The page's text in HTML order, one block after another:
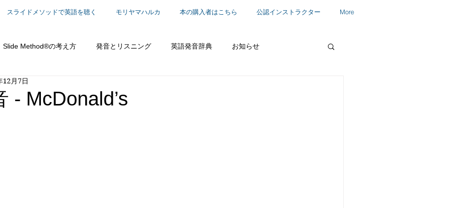
スライドメソッドで英語を聴く モリヤマハルカ 本の購入者はこちら 公認インストラクター More
Slide Method®の考え方 発音とリスニング 英語発音辞典 お知らせ
で働く
- McDonald’s
12月7日